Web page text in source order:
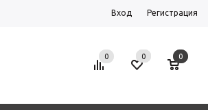
Вход Регистрация
0 0 0